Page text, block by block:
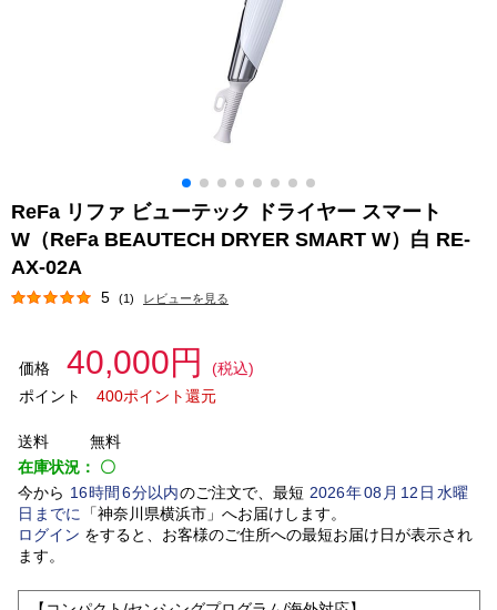
ReFa リファ ビューテック ドライヤー スマート
W（ReFa BEAUTECH DRYER SMART W）白 RE-
AX-02A
5 (1) レビューを見る
価格 40,000円
(税込)
ポイント
400ポイント還元
送料
無料
在庫状況： 〇
今から 16時間 6分以内のご注文で、最短 2026年08 月 12 日水曜
日 までに 「神奈川県横浜市」 へお届けします。
ログイン をすると、お客様のご住所への最短お届け日が表示され
ます。